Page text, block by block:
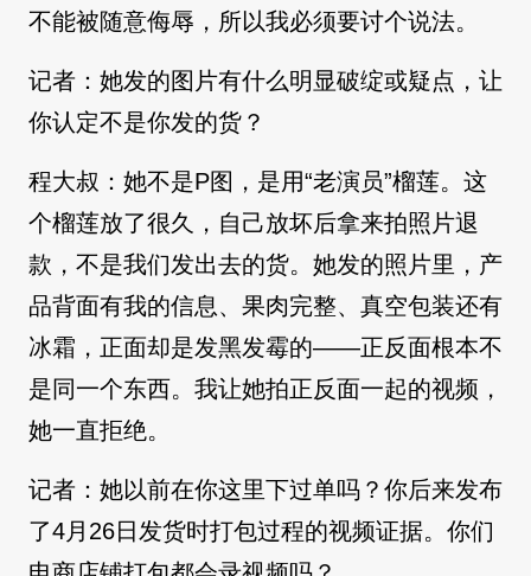
不能被随意侮辱，所以我必须要讨个说法。
记者： 她发的图片有什么明显破绽或疑点，让
你认定不是你发的货？
程大叔：她不是P图，是用“老演员”榴莲。这
个榴莲放了很久，自己放坏后拿来拍照片退
款，不是我们发出去的货。她发的照片里，产
品背面有我的信息、果肉完整、真空包装还有
冰霜，正面却是发黑发霉的——正反面根本不
是同一个东西。我让她拍正反面一起的视频，
她一直拒绝。
记者： 她以前在你这里下过单吗？你后来发布
了4月26日发货时打包过程的视频证据。你们